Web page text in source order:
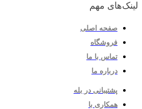
لینک‌های مهم
صفحه اصلی
فروشگاه
تماس با ما
درباره ما
پشتیبانی در بله
همکاری با